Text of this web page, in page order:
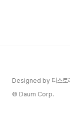
분쯤이라고 했지만 먼
Designed by 티스토
© Daum Corp.